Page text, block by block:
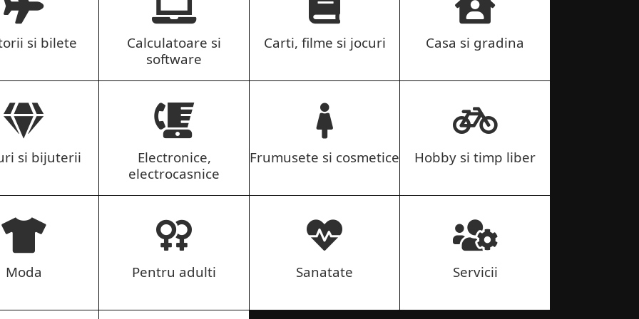
si bilete
Calculatoare si
software
Carti, filme si jocuri Casa si gradina
si bijuterii
Electronice,
electrocasnice
Frumusete si cosmetice Hobby si timp liber
Moda Pentru adulti Sanatate Servicii